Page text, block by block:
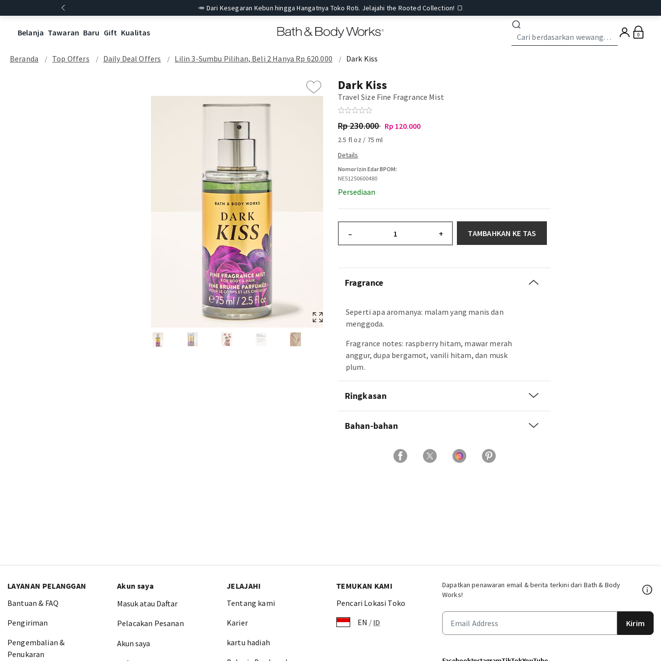
🥕 Dari Kesegaran Kebun hingga Hangatnya Toko Roti. Jelajahi the Rooted Collection! 🍞
Belanja Tawaran Baru Gift Kualitas 0
Beranda Top Offers Daily Deal Offers Lilin 3-Sumbu Pilihan, Beli 2 Hanya Rp 620.000 Dark Kiss
Dark Kiss
Travel Size Fine Fragrance Mist
Rp 230.000 Rp 120.000
2.5 fl oz / 75 ml
Nomor Izin Edar BPOM:
NE51250600480
Persediaan
– + TAMBAHKAN KE TAS
Fragrance
Seperti apa aromanya: malam yang manis dan
menggoda.
Fragrance notes: raspberry hitam, mawar merah
anggur, dupa bergamot, vanili hitam, dan musk
plum.
Ringkasan
Bahan-bahan
Dapatkan penawaran email & berita terkini dari Bath & Body
Works!
Kirim
LAYANAN PELANGGAN
Bantuan & FAQ
Pengiriman
Pengembalian &
Penukaran
Akun saya
Masuk atau Daftar
Pelacakan Pesanan
Akun saya
JELAJAHI
Tentang kami
Karier
kartu hadiah
TEMUKAN KAMI
Pencari Lokasi Toko
EN / ID